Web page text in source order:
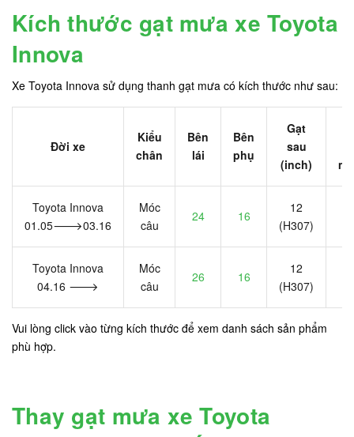
Kích thước gạt mưa xe Toyota
Innova
Xe Toyota Innova sử dụng thanh gạt mưa có kích thước như sau:
Đời xe
Kiểu
chân
Bên
lái
Bên
phụ
Gạt
sau
(inch)
Toyota Innova
01.05🡒03.16
Móc
câu
24 16
12
(H307)
Toyota Innova
04.16 🡒
Móc
câu
26 16
12
(H307)
Vui lòng click vào từng kích thước để xem danh sách sản phẩm
phù hợp.
Thay gạt mưa xe Toyota